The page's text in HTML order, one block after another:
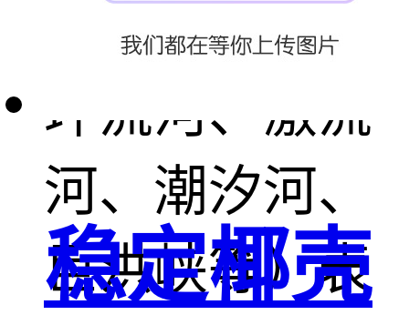
1、漂流河（如
环流河、激流
河、潮汐河、
巨洪峡等）表
稳定椰壳